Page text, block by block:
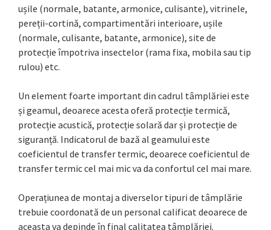
ușile (normale, batante, armonice, culisante), vitrinele,
pereții-cortină, compartimentări interioare, ușile
(normale, culisante, batante, armonice), site de
protecție împotriva insectelor (rama fixa, mobila sau tip
rulou) etc.
Un element foarte important din cadrul tâmplăriei este
și geamul, deoarece acesta oferă protecție termică,
protecție acustică, protecție solară dar și protecție de
siguranță. Indicatorul de bază al geamului este
coeficientul de transfer termic, deoarece coeficientul de
transfer termic cel mai mic va da confortul cel mai mare.
Operațiunea de montaj a diverselor tipuri de tâmplărie
trebuie coordonată de un personal calificat deoarece de
aceasta va depinde în final calitatea tâmplăriei.